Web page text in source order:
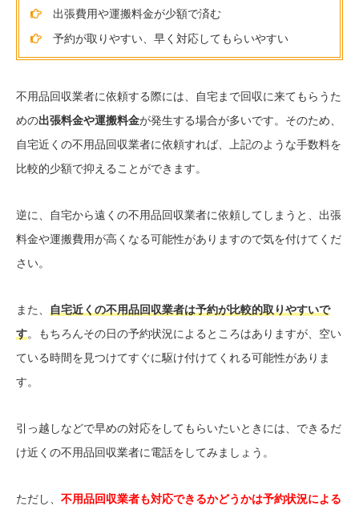
出張費用や運搬料金が少額で済む
予約が取りやすい、早く対応してもらいやすい
不用品回収業者に依頼する際には、自宅まで回収に来てもらうた
めの出張料金や運搬料金が発生する場合が多いです。そのため、
自宅近くの不用品回収業者に依頼すれば、上記のような手数料を
比較的少額で抑えることができます。
逆に、自宅から遠くの不用品回収業者に依頼してしまうと、出張
料金や運搬費用が高くなる可能性がありますので気を付けてくだ
さい。
また、 自宅近くの不用品回収業者は予約が比較的取りやすいで
す。もちろんその日の予約状況によるところはありますが、空い
ている時間を見つけてすぐに駆け付けてくれる可能性がありま
す。
引っ越しなどで早めの対応をしてもらいたいときには、できるだ
け近くの不用品回収業者に電話をしてみましょう。
ただし、 不用品回収業者も対応できるかどうかは予約状況による